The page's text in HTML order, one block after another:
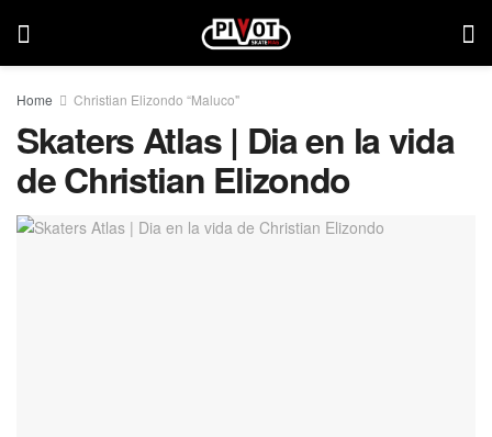
Home Christian Elizondo “Maluco"
Skaters Atlas | Dia en la vida
de Christian Elizondo